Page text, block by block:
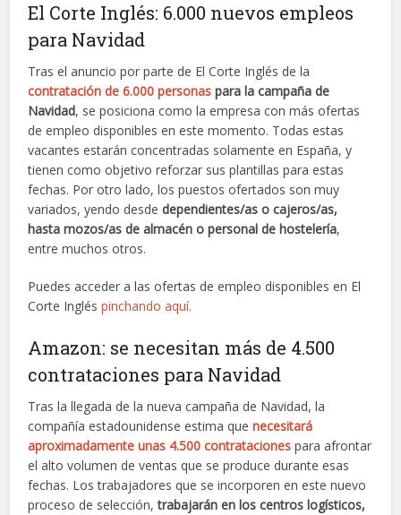
El Corte Inglés: 6.000 nuevos empleos
para Navidad
Tras el anuncio por parte de El Corte Inglés de la
contratación de 6.000 personas para la campaña de
Navidad, se posiciona como la empresa con más ofertas
de empleo disponibles en este momento. Todas estas
vacantes estarán concentradas solamente en España, y
tienen como objetivo reforzar sus plantillas para estas
fechas. Por otro lado, los puestos ofertados son muy
variados, yendo desdedependientes/as o cajeros/as,
hasta mozos/as de almacén o personal de hostelería,
entre muchos otros.
Puedes acceder a las ofertas de empleo disponibles en El
Corte Ingléspinchando aquí.
Amazon: se necesitan más de 4.500
contrataciones para Navidad
Tras la llegada de la nueva campaña de Navidad, la
compañía estadounidense estima quenecesitará
aproximadamente unas 4.500 contrataciones para afrontar
el alto volumen de ventas que se produce durante esas
fechas. Los trabajadores que se incorporen en este nuevo
proceso de selección, trabajarán en los centros logísticos,